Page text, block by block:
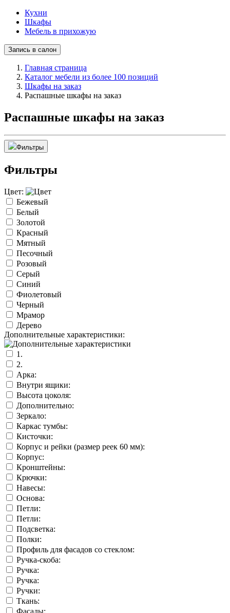
Кухни
Шкафы
Мебель в прихожую
Запись в салон
Главная страница
Каталог мебели из более 100 позиций
Шкафы на заказ
Распашные шкафы на заказ
Распашные шкафы на заказ
Фильтры
Фильтры
Цвет:
Бежевый
Белый
Золотой
Красный
Мятный
Песочный
Розовый
Серый
Синий
Фиолетовый
Черный
Мрамор
Дерево
Дополнительные характеристики:
1.
2.
Арка:
Внутри ящики:
Высота цоколя:
Дополнительно:
Зеркало:
Каркас тумбы:
Кисточки:
Корпус и рейки (размер реек 60 мм):
Корпус:
Кронштейны:
Крючки:
Навесы:
Основа:
Петли:
Петли:
Подсветка:
Полки:
Профиль для фасадов со стеклом:
Ручка-скоба:
Ручка:
Ручка:
Ручки:
Ткань:
Фасады: